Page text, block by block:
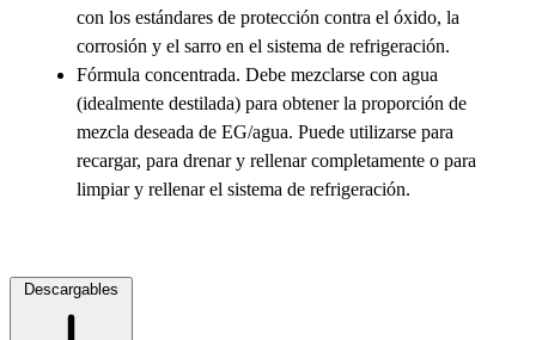
selladores
con los estándares de protección contra el óxido, la
corrosión y el sarro en el sistema de refrigeración.
Fórmula concentrada. Debe mezclarse con agua
(idealmente destilada) para obtener la proporción de
mezcla deseada de EG/agua. Puede utilizarse para
recargar, para drenar y rellenar completamente o para
limpiar y rellenar el sistema de refrigeración.
Descargables